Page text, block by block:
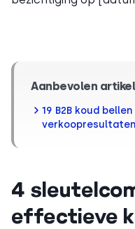
Aanbevolen artikel
19 B2B koud
verkoopresultaten
4
effectieve